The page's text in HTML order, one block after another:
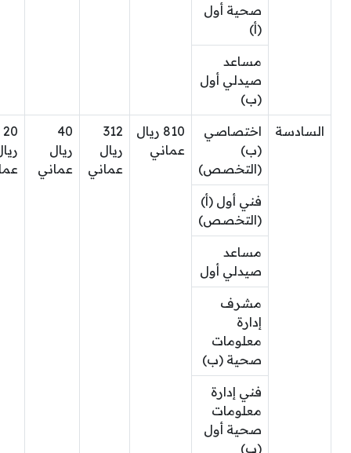
صحية أول
(أ)
مساعد
صيدلي أول
(ب)
السادسة
اختصاصي
(ب)
(التخصص)
810 ريال
عماني
312
ريال
عماني
40
ريال
عماني
20
فني أول (أ)
(التخصص)
مساعد
صيدلي أول
مشرف
إدارة
معلومات
صحية (ب)
فني إدارة
معلومات
صحية أول
(ب)